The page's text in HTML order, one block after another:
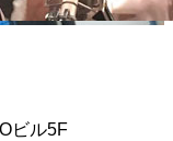
ビル5F